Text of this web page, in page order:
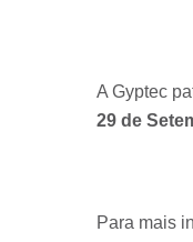
A Gyptec
29 de
Para mais